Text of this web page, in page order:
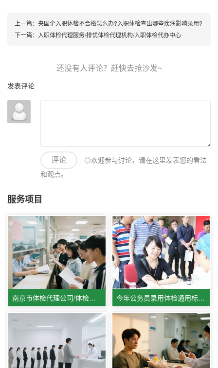
上一篇： 央国企入职体检不合格怎么办?入职体检查出哪些疾病影响录用?
下一篇： 入职体检代理服务/排忧体检代理机构/入职体检代办中心
发表评论
评论
◎欢迎参与讨论，请在这里发表您的看法
和观点。
服务项目
南京市体检代理公司/体检报告解读 今年公务员录用体检通用标准,公务员体检答疑排忧解难